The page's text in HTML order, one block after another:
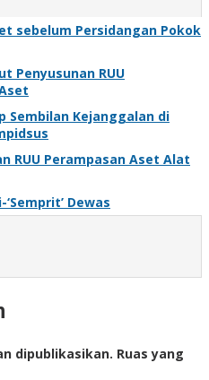
sebelum Persidangan Pokok
Penyusunan RUU
Sembilan Kejanggalan di
RUU Perampasan Aset Alat
‘Semprit’ Dewas
dipublikasikan. Ruas yang